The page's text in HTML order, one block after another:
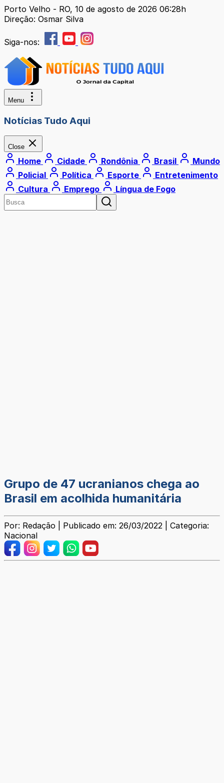
Porto Velho - RO, 10 de agosto de 2026 06:28h
Direção: Osmar Silva
Siga-nos:
Menu
Notícias Tudo Aqui
Close
Home Cidade Rondônia Brasil
Mundo
Policial
Política Esporte
Entretenimento
Cultura
Emprego Língua de Fogo
Grupo de 47 ucranianos chega ao
Brasil em acolhida humanitária
Por: Redação | Publicado em: 26/03/2022 | Categoria:
Nacional